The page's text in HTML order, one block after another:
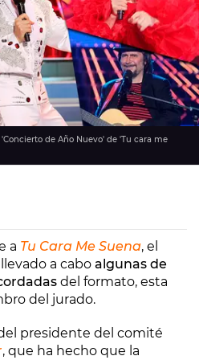
de Año Nuevo' de 'Tu cara me
a Tu Cara Me Suena, el
a cabo algunas de
del formato, esta
del jurado.
presidente del comité
, que ha hecho que la